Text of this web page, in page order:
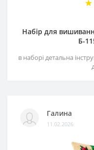
Набір для
Б-
в наборі детальна
Галина
11.02.2026